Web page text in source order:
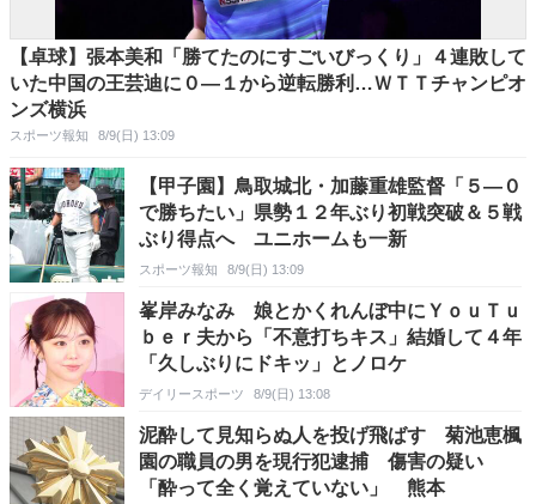
【卓球】張本美和「勝てたのにすごいびっくり」４連敗して
いた中国の王芸迪に０―１から逆転勝利…ＷＴＴチャンピオ
ンズ横浜
スポーツ報知 8/9(日) 13:09
【甲子園】鳥取城北・加藤重雄監督「５―０
で勝ちたい」県勢１２年ぶり初戦突破＆５戦
ぶり得点へ ユニホームも一新
スポーツ報知 8/9(日) 13:09
峯岸みなみ 娘とかくれんぼ中にＹｏｕＴｕ
ｂｅｒ夫から「不意打ちキス」結婚して４年
「久しぶりにドキッ」とノロケ
デイリースポーツ 8/9(日) 13:08
泥酔して見知らぬ人を投げ飛ばす 菊池恵楓
園の職員の男を現行犯逮捕 傷害の疑い
「酔って全く覚えていない」 熊本